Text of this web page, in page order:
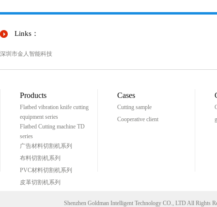
Links：
深圳市金人智能科技
Products
Flatbed vibration knife cutting
equipment series
Flatbed Cutting machine TD
series
广告材料切割机系列
布料切割机系列
PVC材料切割机系列
皮革切割机系列
Cases
Cutting sample
Cooperative client
Shenzhen Goldman Intelligent Technology CO., LTD All Rights